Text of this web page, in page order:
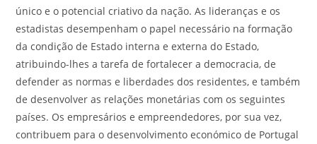
único e o potencial criativo da nação. As lideranças e os
estadistas desempenham o papel necessário na formação
da condição de Estado interna e externa do Estado,
atribuindo-lhes a tarefa de fortalecer a democracia, de
defender as normas e liberdades dos residentes, e também
de desenvolver as relações monetárias com os seguintes
países. Os empresários e empreendedores, por sua vez,
contribuem para o desenvolvimento económico de Portugal